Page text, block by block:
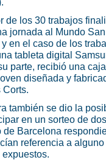
de los 30 trabajos
jornada al Mundo
en el caso de los
tableta digital
parte, recibió una
diseñada y
Corts.
también se dio la
en un sorteo de
de Barcelona
referencia a